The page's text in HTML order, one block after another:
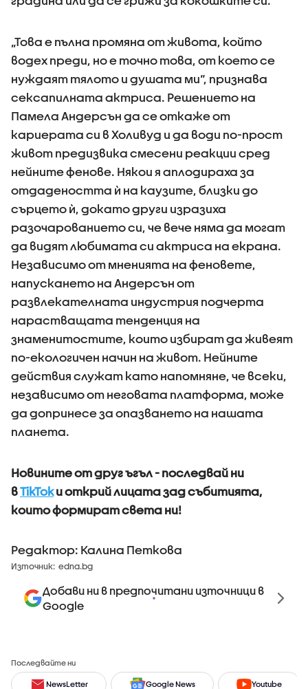
„Това е пълна промяна от живота, който
водех преди, но е точно това, от което се
нуждаят тялото и душата ми“, признава
сексапилната актриса. Решението на
Памела Андерсън да се откаже от
кариерата си в Холивуд и да води по-прост
живот предизвика смесени реакции сред
нейните фенове. Някои я аплодираха за
отдадеността ѝ на каузите, близки до
сърцето ѝ, докато други изразиха
разочарованието си, че вече няма да могат
да видят любимата си актриса на екрана.
Независимо от мненията на феновете,
напускането на Андерсън от
развлекателната индустрия подчерта
нарастващата тенденция на
знаменитостите, които избират да живеят
по-екологичен начин на живот. Нейните
действия служат като напомняне, че всеки,
независимо от неговата платформа, може
да допринесе за опазването на нашата
планета.
Новините от друг ъгъл - последвай ни
вTikTokи открий лицата зад събитията,
които формират света ни!
Редактор: Калина Петкова
Източник: edna.bg
Добави ни в предпочитани източници в
Google
Последвайте ни
NewsLetter Google News Youtube